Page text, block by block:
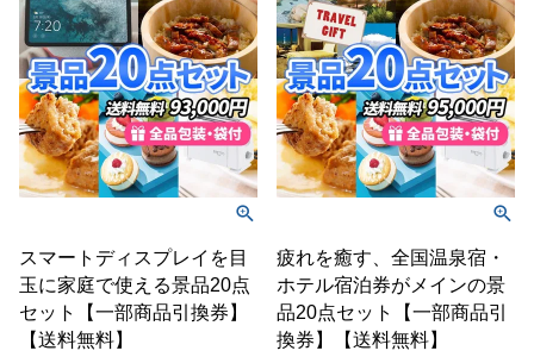
スマートディスプレイを目
玉に家庭で使える景品20点
セット【一部商品引換券】
【送料無料】
疲れを癒す、全国温泉宿・
ホテル宿泊券がメインの景
品20点セット【一部商品引
換券】【送料無料】